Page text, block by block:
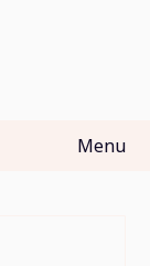
Menu